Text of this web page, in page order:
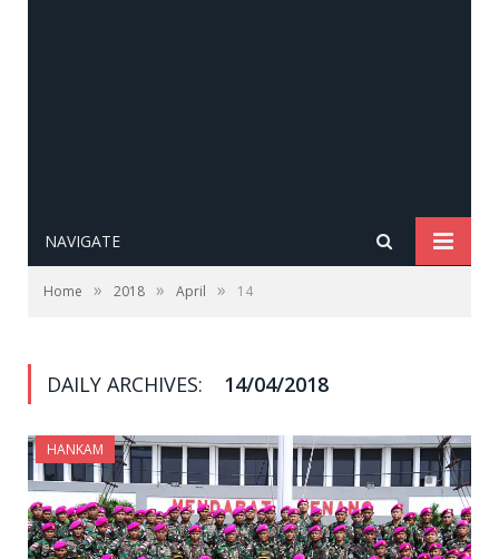
NAVIGATE
Home » 2018 » April » 14
DAILY ARCHIVES: 14/04/2018
HANKAM